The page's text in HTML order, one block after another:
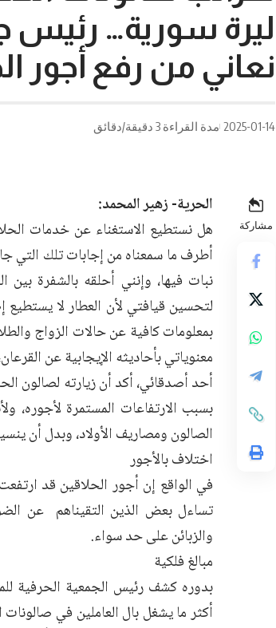
ليرة سورية… رئيس
نعاني من رفع أجور
2025-01-14 مدة القراءة 3 دقيقة/دقائق
مشاركة
الحرية- زهير المحمد:
هل نستطيع الاستغناء عن خدمات
أطرف ما سمعناه من إجابات تلك التي
نبات فيها، وإنني أحلقه بالشفرة
لتحسين قيافتي لأن العطار لا يستطيع
بمعلومات كافية عن حالات الزواج
معنوياتي بأحاديثه الإيجابية عن
أحد أصدقائي، أكد أن زيارته لصالون
بسبب الارتفاعات المستمرة لأجوره،
الصالون ومصاريف الأولاد، وبدل أن
اختلاف بالأجور
في الواقع إن أجور الحلاقين قد
تساءل بعض الذين التقيناهم عن
والزبائن على حد سواء.
مبالغ فلكية
بدوره كشف رئيس الجمعية الحرفية
أكثر ما يشغل بال العاملين في